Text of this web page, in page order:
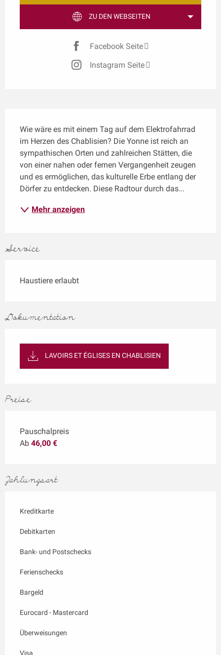
ZU DEN WEBSEITEN
Facebook Seite
Instagram Seite
Wie wäre es mit einem Tag auf dem Elektrofahrrad
im Herzen des Chablisien? Die Yonne ist reich an
sympathischen Orten und zahlreichen Stätten, die
von einer nahen oder fernen Vergangenheit zeugen
und es ermöglichen, das kulturelle Erbe entlang der
Dörfer zu entdecken. Diese Radtour durch das...
Mehr anzeigen
Service
Haustiere erlaubt
Dokumentation
LAVOIRS ET ÉGLISES EN CHABLISIEN
Preise
Pauschalpreis
Ab 46,00 €
Zahlungsart
Kreditkarte
Debitkarten
Bank- und Postschecks
Ferienschecks
Bargeld
Eurocard - Mastercard
Überweisungen
Visa